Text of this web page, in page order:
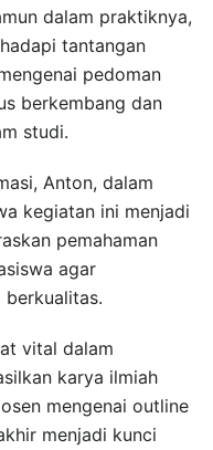
dalam praktiknya,
tantangan
pedoman
berkembang dan
studi.
Anton, dalam
kegiatan ini menjadi
pemahaman
agar
berkualitas.
vital dalam
karya ilmiah
mengenai outline
menjadi kunci